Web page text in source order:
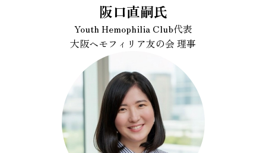
阪口直嗣氏
Youth Hemophilia Club代表
大阪ヘモフィリア友の会 理事